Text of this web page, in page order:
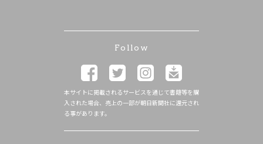
Follow
本サイトに掲載されるサービスを通じて書籍等を購
入された場合、売上の一部が朝日新聞社に還元され
る事があります。